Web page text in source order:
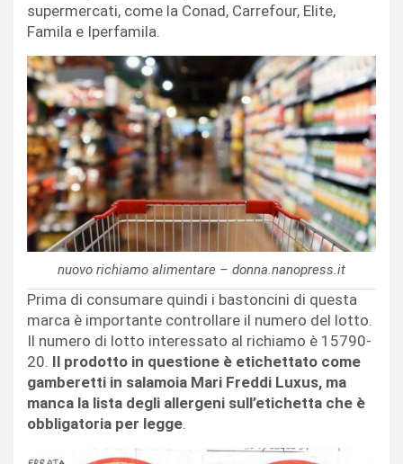
supermercati, come la Conad, Carrefour, Elite,
Famila e Iperfamila.
nuovo richiamo alimentare – donna.nanopress.it
Prima di consumare quindi i bastoncini di questa
marca è importante controllare il numero del lotto.
Il numero di lotto interessato al richiamo è 15790-
20. Il prodotto in questione è etichettato come
gamberetti in salamoia Mari Freddi Luxus, ma
manca la lista degli allergeni sull’etichetta che è
obbligatoria per legge.